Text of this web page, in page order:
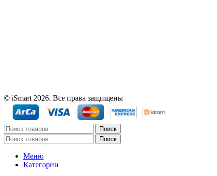
© iSmart 2026. Все права защищены
Поиск
Поиск
Меню
Категории